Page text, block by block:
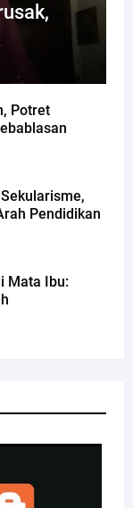
Potret
Pendidikan
Mata Ibu: